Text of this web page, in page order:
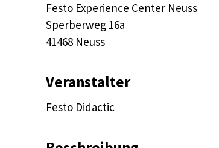
Festo Experience Center Neuss
Sperberweg 16a
41468 Neuss
Veranstalter
Festo Didactic